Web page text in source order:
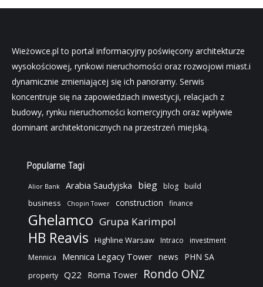
Wieżowce.pl to portal informacyjny poświęcony architekturze
wysokościowej, rynkowi nieruchomości oraz rozwojowi miast.i
dynamicznie zmieniającej się ich panoramy. Serwis
koncentruje się na zapowiedziach inwestycji, relacjach z
budowy, rynku nieruchomości komercyjnych oraz wpływie
dominant architektonicznych na przestrzeń miejską.
Popularne Tagi
Alior Bank Arabia Saudyjska bieg blog build
business Chopin Tower construction finance
Ghelamco Grupa Karimpol
HB Reavis Highline Warsaw Intraco
investment
Mennica
Mennica Legacy Tower news PHN SA
property Q22 Roma Tower Rondo ONZ